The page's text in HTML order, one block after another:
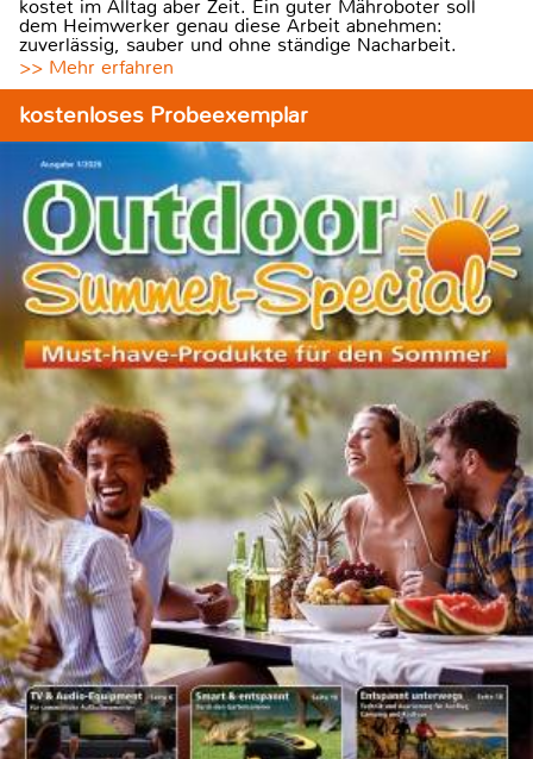
kostet im Alltag aber Zeit. Ein guter Mähroboter soll
dem Heimwerker genau diese Arbeit abnehmen:
zuverlässig, sauber und ohne ständige Nacharbeit.
>> Mehr erfahren
kostenloses Probeexemplar